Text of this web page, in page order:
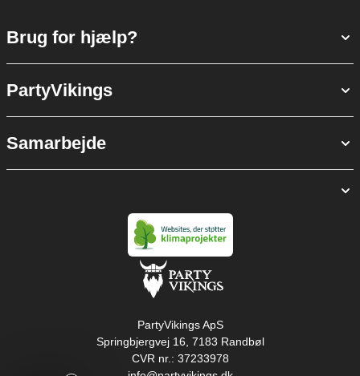
Brug for hjælp?
PartyVikings
Samarbejde
PartyVikings ApS
Springbjergvej 16, 7183 Randbøl
CVR nr.: 37233978